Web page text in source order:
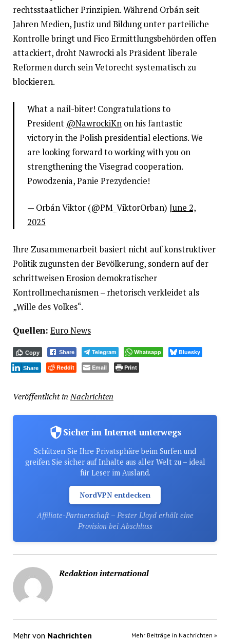
rechtsstaatlicher Prinzipien. Während Orbán seit
Jahren Medien, Justiz und Bildung unter parteiliche
Kontrolle bringt und Fico Ermittlungsbehörden offen
attackiert, droht Nawrocki als Präsident liberale
Reformen durch sein Vetorecht systematisch zu
blockieren.
What a nail-biter! Congratulations to
President @NawrockiKnon his fantastic
victory in the Polish presidential elections. We
are looking forward to working with you on
strengthening the Visegrad cooperation.
Powodzenia, Panie Prezydencie!
— Orbán Viktor (@PM_ViktorOrban) June 2,
2025
Ihre Zusammenarbeit basiert nicht auf konstruktiver
Politik zugunsten der Bevölkerung, sondern auf der
schrittweisen Erosion demokratischer
Kontrollmechanismen – rhetorisch verkleidet als
„Wille des Volkes“.
Quellen: Euro News
Copy Share Telegram Whatsapp Bluesky
Share Reddit Email Print
Veröffentlicht in Nachrichten
Sicher im Internet unterwegs
Schützen Sie Ihre Privatsphäre beim Surfen und
greifen Sie sicher auf Inhalte aus aller Welt zu – ideal
für Leser im Ausland.
NordVPN entdecken
Affiliate-Partnerschaft – Pester Lloyd erhält eine
Provision bei Abschluss
Redaktion international
Mehr von Nachrichten Mehr Beiträge in Nachrichten »